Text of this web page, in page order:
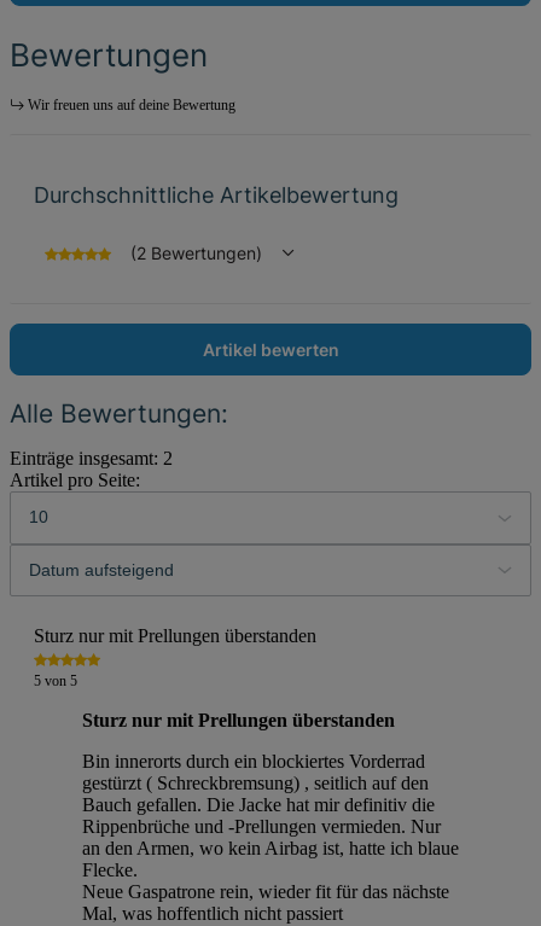
Bewertungen
Wir freuen uns auf deine Bewertung
Durchschnittliche Artikelbewertung
(2 Bewertungen)
Artikel bewerten
Alle Bewertungen:
Einträge insgesamt: 2
Artikel pro Seite:
Sturz nur mit Prellungen überstanden
5 von 5
Sturz nur mit Prellungen überstanden
Bin innerorts durch ein blockiertes Vorderrad
gestürzt ( Schreckbremsung) , seitlich auf den
Bauch gefallen. Die Jacke hat mir definitiv die
Rippenbrüche und -Prellungen vermieden. Nur
an den Armen, wo kein Airbag ist, hatte ich blaue
Flecke.
Neue Gaspatrone rein, wieder fit für das nächste
Mal, was hoffentlich nicht passiert